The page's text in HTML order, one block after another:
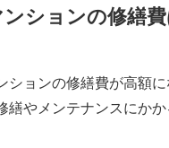
ションの修繕
ションの修繕費が高額
繕やメンテナンスにか